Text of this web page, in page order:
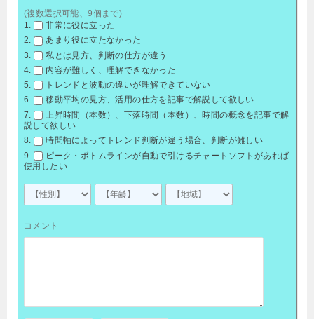
(複数選択可能、9個まで)
非常に役に立った
あまり役に立たなかった
私とは見方、判断の仕方が違う
内容が難しく、理解できなかった
トレンドと波動の違いが理解できていない
移動平均の見方、活用の仕方を記事で解説して欲しい
上昇時間（本数）、下落時間（本数）、時間の概念を記事で解
説して欲しい
時間軸によってトレンド判断が違う場合、判断が難しい
ピーク・ボトムラインが自動で引けるチャートソフトがあれば
使用したい
コメント